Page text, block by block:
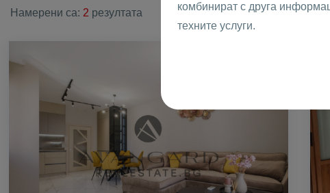
с. Цар Калоян
с. Царимир
с. Черноземен
с. Чешнегирово
Намерени са: 2 резултата
комбинират с друга
техните услуги.